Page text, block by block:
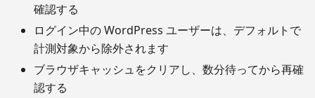
確認する
ログイン中の WordPress ユーザーは、デフォルトで
計測対象から除外されます
ブラウザキャッシュをクリアし、数分待ってから再確
認する